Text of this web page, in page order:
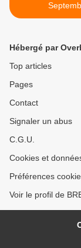
Hébergé par
Top articles
Pages
Contact
Signaler un abus
C.G.U.
Cookies et
Préférences
Voir le profil de